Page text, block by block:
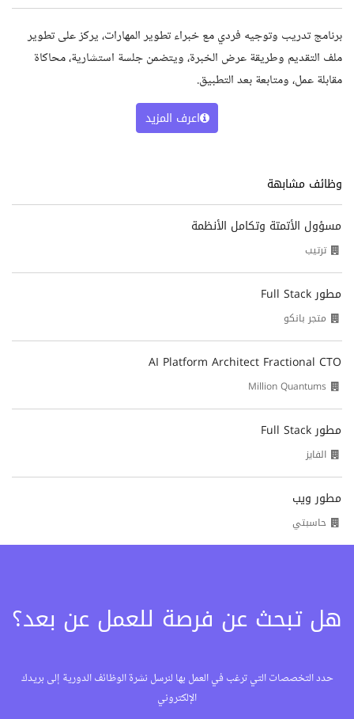
برنامج تدريب وتوجيه فردي مع خبراء تطوير المهارات، يركز على تطوير
ملف التقديم وطريقة عرض الخبرة، ويتضمن جلسة استشارية، محاكاة
مقابلة عمل، ومتابعة بعد التطبيق.
اعرف المزيد
وظائف مشابهة
مسؤول الأتمتة وتكامل الأنظمة
ترتيب
مطور Full Stack
متجر بانكو
AI Platform Architect Fractional CTO
Million Quantums
مطور Full Stack
الفايز
مطور ويب
حاسبتي
هل تبحث عن فرصة للعمل عن بعد؟
حدد التخصصات التي ترغب في العمل بها لنرسل نشرة الوظائف الدورية إلى بريدك
الإلكتروني